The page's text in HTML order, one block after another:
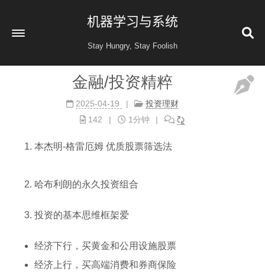
机器学习与系统
Stay Hungry, Stay Foolish
收藏
公益 404
金融/投资精粹
2025-04-19
投资理财
142
1分钟
本杰明-格雷厄姆 优质股票筛选法
哈布利朗的永久投资组合
投资的基本思维框架爱
经济下行，买黄金和公用设施股票
经济上行，买高端消费和券商保险